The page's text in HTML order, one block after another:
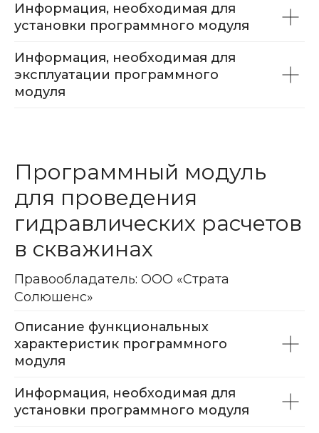
Информация, необходимая для
установки программного модуля
Информация, необходимая для
эксплуатации программного
модуля
Программный модуль
для проведения
гидравлических расчетов
в скважинах
Правообладатель: ООО «Страта
Солюшенс»
Описание функциональных
характеристик программного
модуля
Информация, необходимая для
установки программного модуля